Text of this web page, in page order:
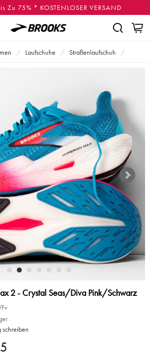
Zu 75% * KOSTENLOSER VERSAND
Laufschuhe Straßenlaufschuh
2 - Crystal Seas/Diva Pink/Schwarz
schreiben